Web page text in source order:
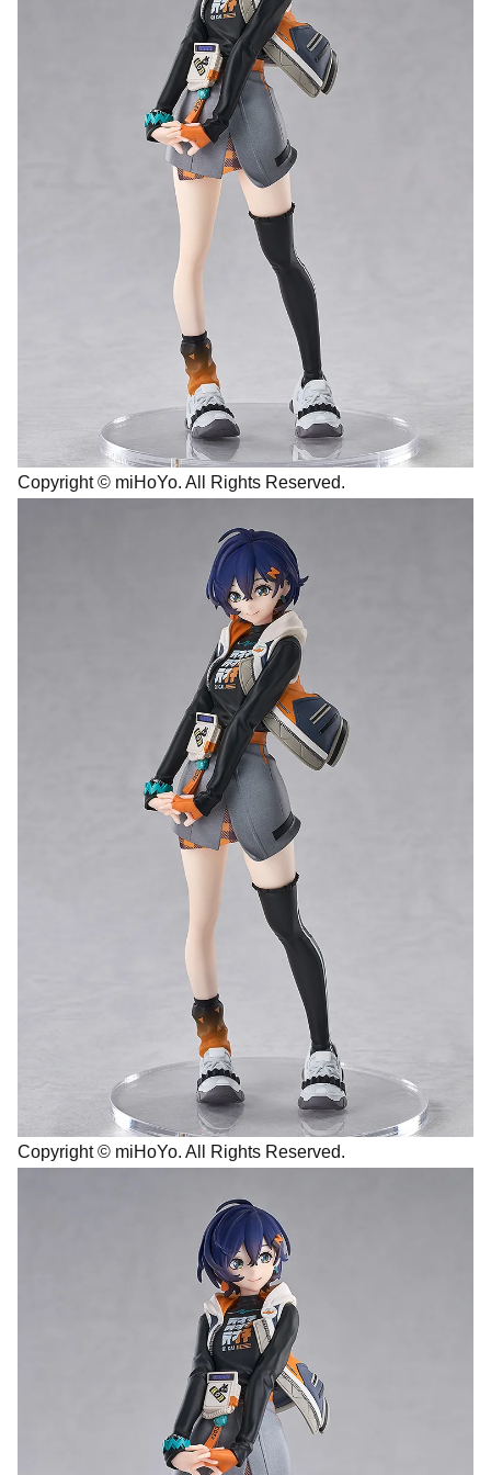
Copyright © miHoYo. All Rights Reserved.
Copyright © miHoYo. All Rights Reserved.